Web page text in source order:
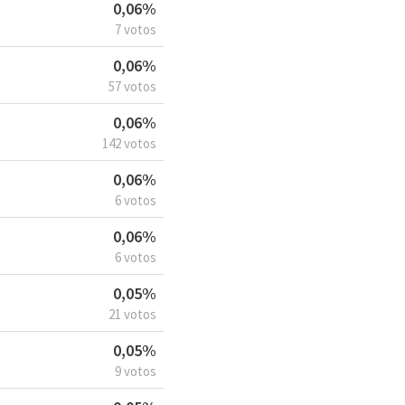
0,06%
7 votos
0,06%
57 votos
0,06%
142 votos
0,06%
6 votos
0,06%
6 votos
0,05%
21 votos
0,05%
9 votos